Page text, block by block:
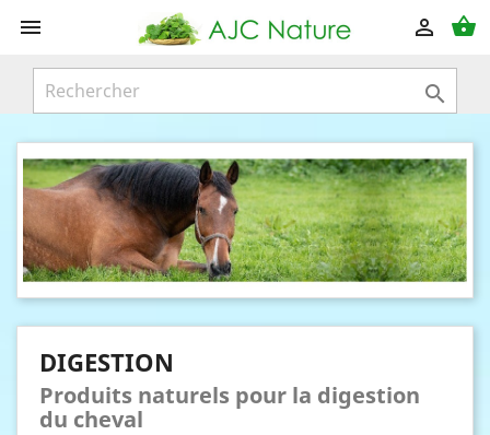
 shopping_basket


DIGESTION
Produits naturels pour la digestion
du cheval